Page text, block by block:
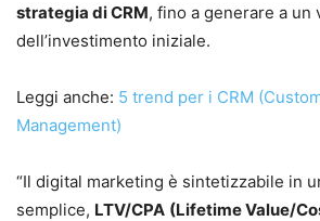
strategia di CRM, fino a generare a un
dell’investimento iniziale.
Leggi anche: 5 trend per i CRM
Management)
“Il digital marketing è sintetizzabile in
semplice, LTV/CPA (Lifetime Value/